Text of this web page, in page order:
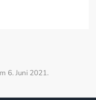
6. Juni 2021.